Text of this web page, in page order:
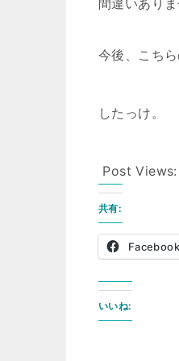
間違いありま
今後、こち
したっけ。
Post Views:
共有:
Facebook
いいね: